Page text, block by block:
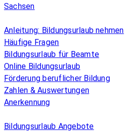
Sachsen
Anleitung: Bildungsurlaub nehmen
Häufige Fragen
Bildungsurlaub für Beamte
Online Bildungsurlaub
Förderung beruflicher Bildung
Zahlen & Auswertungen
Anerkennung
Bildungsurlaub Angebote